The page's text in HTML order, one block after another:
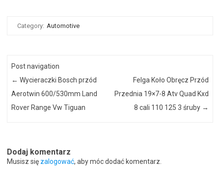
Category: Automotive
Post navigation
← Wycieraczki Bosch przód
Aerotwin 600/530mm Land
Rover Range Vw Tiguan
Felga Koło Obręcz Przód
Przednia 19×7-8 Atv Quad Kxd
8 cali 110 125 3 śruby →
Dodaj komentarz
Musisz się zalogować, aby móc dodać komentarz.